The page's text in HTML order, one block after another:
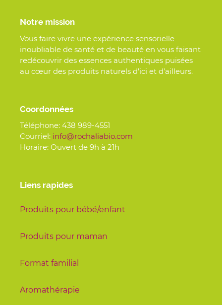
Notre mission
Vous faire vivre une expérience sensorielle
inoubliable de santé et de beauté en vous faisant
redécouvrir des essences authentiques puisées
au cœur des produits naturels d’ici et d’ailleurs.
Coordonnées
Téléphone: 438 989-4551
Courriel: info@rochaliabio.com
Horaire: Ouvert de 9h à 21h
Liens rapides
Produits pour bébé/enfant
Produits pour maman
Format familial
Aromathérapie